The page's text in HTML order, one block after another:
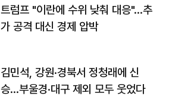
트럼프 "이란에 수위 낮춰 대응"…추
가 공격 대신 경제 압박
김민석, 강원·경북서 정청래에 신
승…부울경·대구 제외 모두 웃었다